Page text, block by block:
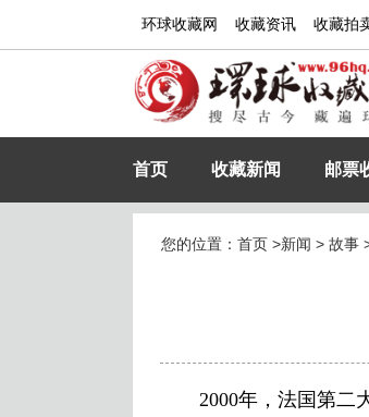
环球收藏网 收藏资讯 收藏拍
首页 收藏新闻 邮票
您的位置： 首页 >新闻 > 故事
2000年，法国第二大